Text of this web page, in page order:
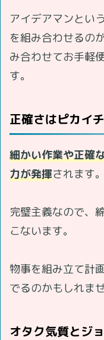
アイデアマンとい
を組み合わせるの
み合わせてお手軽
す。
正確さはピカイチ
細かい作業や正確
力が発揮されます。
完璧主義なので、
こないます。
物事を組み立て計
でるのかもしれませ
オタク気質とジ